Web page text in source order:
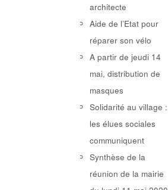
architecte
Aide de l’Etat pour
réparer son vélo
A partir de jeudi 14
mai, distribution de
masques
Solidarité au village :
les élues sociales
communiquent
Synthèse de la
réunion de la mairie